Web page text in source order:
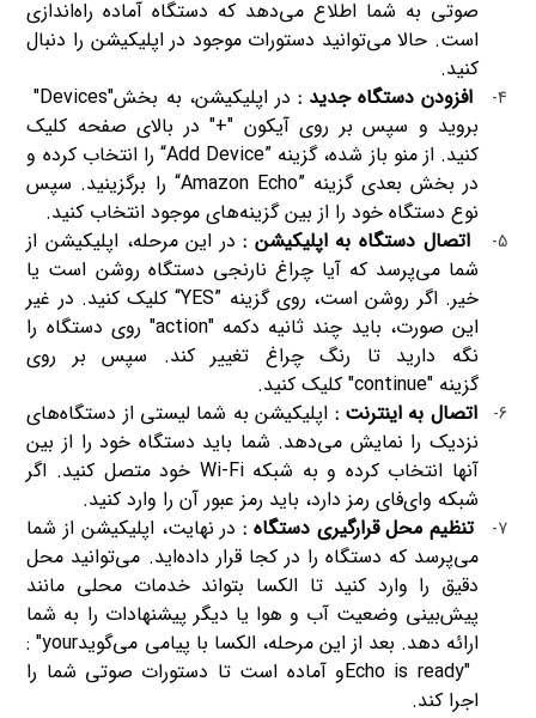
صوتی به شما اطلاع می‌دهد که دستگاه آماده راه‌اندازی
است. حالا می‌توانید دستورات موجود در اپلیکیشن را دنبال
کنید.
4- افزودن دستگاه جدید : در اپلیکیشن، به بخش"Devices"
بروید و سپس بر روی آیکون "+" در بالای صفحه کلیک
کنید. از منو باز شده، گزینه “Add Device” را انتخاب کرده و
در بخش بعدی گزینه “Amazon Echo” را برگزینید. سپس
نوع دستگاه خود را از بین گزینه‌های موجود انتخاب کنید.
5- اتصال دستگاه به اپلیکیشن :در این مرحله، اپلیکیشن از
شما می‌پرسد که آیا چراغ نارنجی دستگاه روشن است یا
خیر. اگر روشن است، روی گزینه “YES” کلیک کنید. در غیر
این صورت، باید چند ثانیه دکمه "action" روی دستگاه را
نگه دارید تا رنگ چراغ تغییر کند. سپس بر روی
گزینه "continue" کلیک کنید.
6- اتصال به اینترنت : اپلیکیشن به شما لیستی از دستگاه‌های
نزدیک را نمایش می‌دهد. شما باید دستگاه خود را از بین
آنها انتخاب کرده و به شبکه Wi-Fi خود متصل کنید. اگر
شبکه وای‌فای رمز دارد، باید رمز عبور آن را وارد کنید.
7- تنظیم محل قرارگیری دستگاه :در نهایت، اپلیکیشن از شما
می‌پرسد که دستگاه را در کجا قرار داده‌اید. می‌توانید محل
دقیق را وارد کنید تا الکسا بتواند خدمات محلی مانند
پیش‌بینی وضعیت آب و هوا یا دیگر پیشنهادات را به شما
ارائه دهد. بعد از این مرحله، الکسا با پیامی می‌گوید: "your
Echo is ready"و آماده است تا دستورات صوتی شما را
اجرا کند.